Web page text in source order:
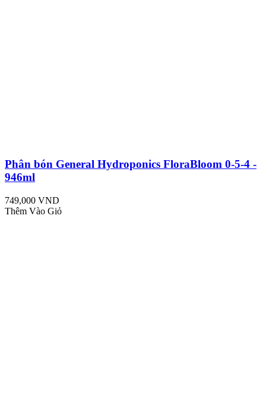
Phân bón General Hydroponics FloraBloom 0-5-4 -
946ml
749,000 VND
Thêm Vào Giỏ